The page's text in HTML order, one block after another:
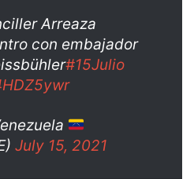
Arreaza
con embajador
#15Julio
July 15, 2021